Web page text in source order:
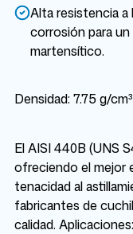
Alta resistencia a
corrosión para un
martensítico.
Densidad: 7.75 g/cm³
El AISI 440B (UNS
ofreciendo el mejor
tenacidad al
fabricantes de
calidad.